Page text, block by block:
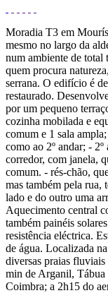
Moradia T3 em
mesmo no largo da
num ambiente de total
quem procura
serrana. O edifício é
restaurado.
por um pequeno
cozinha mobilada e
comum e 1 sala
como ao 2º andar; -
corredor, com janela,
comum. - rés-chão,
mas também pela rua,
lado e do outro uma
Aquecimento central
também painéis
resistência eléctrica.
de água. Localizada
diversas praias
min de Arganil,
Coimbra; a 2h15 do